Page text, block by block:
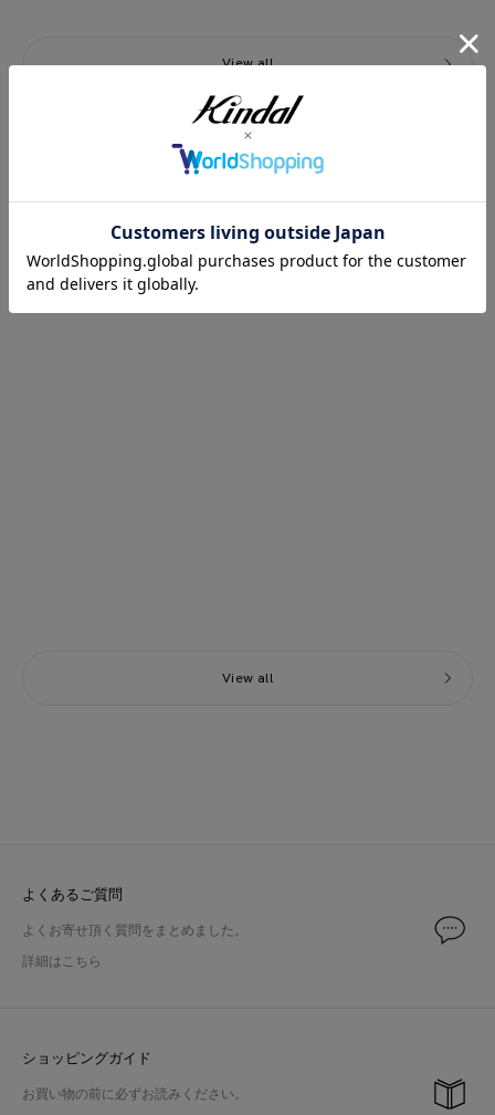
View all
Price Down
PRICEDOWN
View all
よくあるご質問
よくお寄せ頂く質問をまとめました。
詳細はこちら
ショッピングガイド
お買い物の前に必ずお読みください。